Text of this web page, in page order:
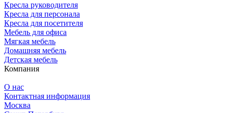
Кресла руководителя
Кресла для персонала
Кресла для посетителя
Мебель для офиса
Мягкая мебель
Домашняя мебель
Детская мебель
Компания
О нас
Контактная информация
Москва